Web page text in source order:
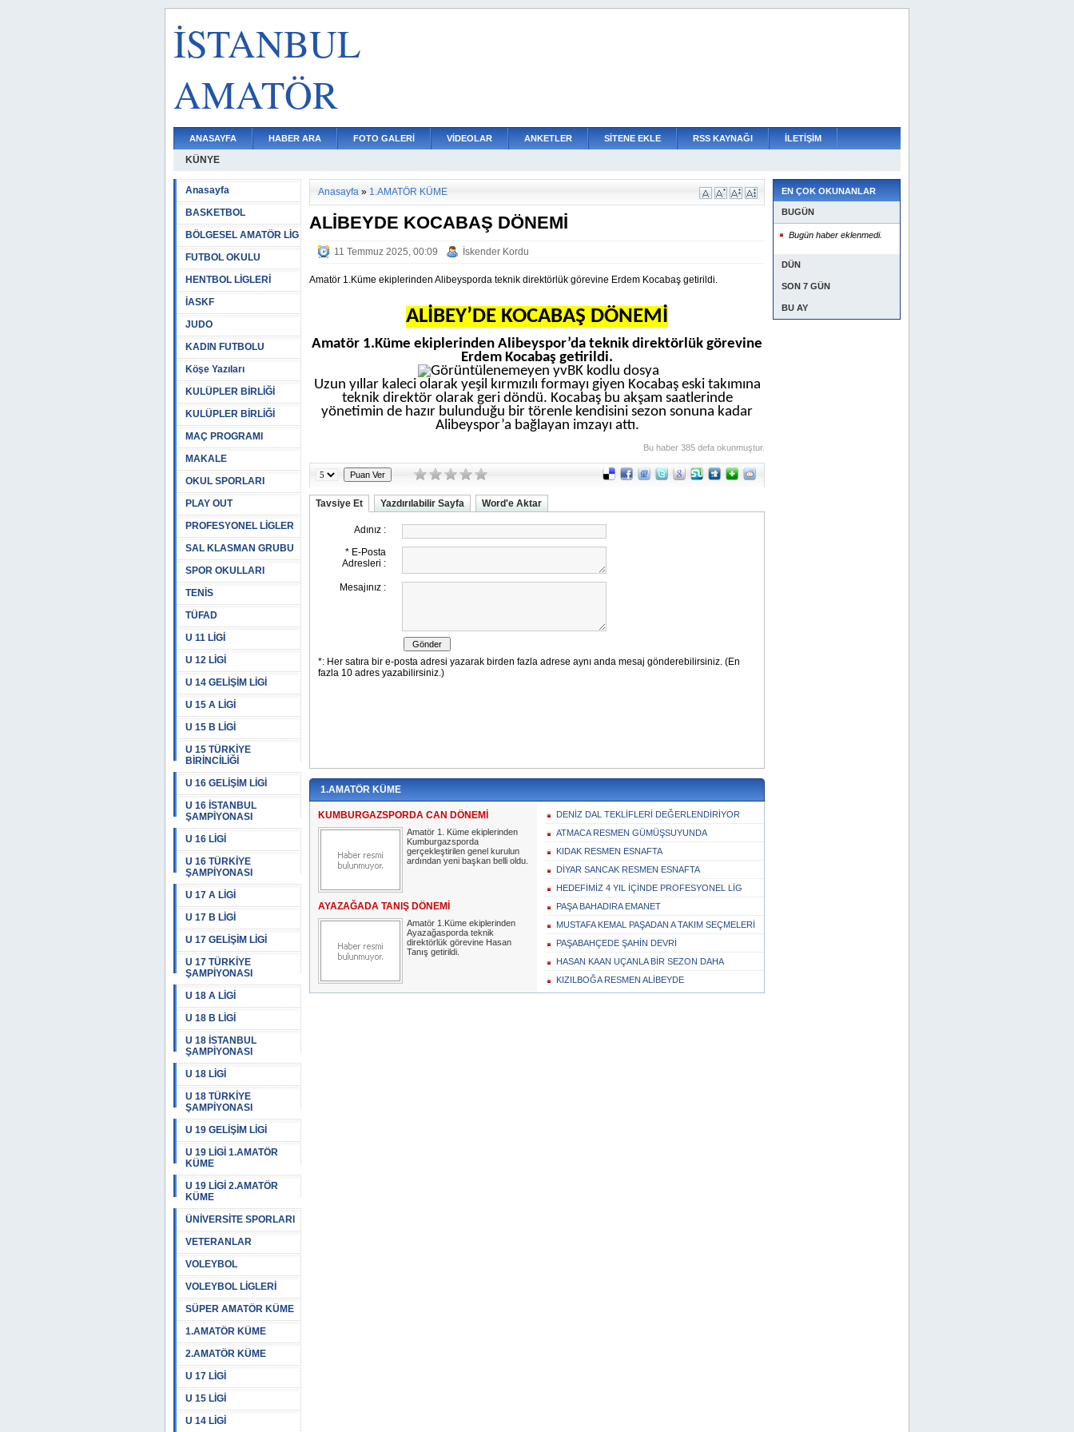
İSTANBUL
AMATÖR
ANASAYFA HABER ARA FOTO GALERİ VİDEOLAR ANKETLER SİTENE EKLE RSS KAYNAĞI İLETİŞİM
KÜNYE
Anasayfa
BASKETBOL
BÖLGESEL AMATÖR LİG
FUTBOL OKULU
HENTBOL LİGLERİ
İASKF
JUDO
KADIN FUTBOLU
Köşe Yazıları
KULÜPLER BİRLİĞİ
KULÜPLER BİRLİĞİ
MAÇ PROGRAMI
MAKALE
OKUL SPORLARI
PLAY OUT
PROFESYONEL LİGLER
SAL KLASMAN GRUBU
SPOR OKULLARI
TENİS
TÜFAD
U 11 LİGİ
U 12 LİGİ
U 14 GELİŞİM LİGİ
U 15 A LİGİ
U 15 B LİGİ
U 15 TÜRKİYE
BİRİNCİLİĞİ
U 16 GELİŞİM LİGİ
U 16 İSTANBUL
ŞAMPİYONASI
U 16 LİGİ
U 16 TÜRKİYE
ŞAMPİYONASI
U 17 A LİGİ
U 17 B LİGİ
U 17 GELİŞİM LİGİ
U 17 TÜRKİYE
ŞAMPİYONASI
U 18 A LİGİ
U 18 B LİGİ
U 18 İSTANBUL
ŞAMPİYONASI
U 18 LİGİ
U 18 TÜRKİYE
ŞAMPİYONASI
U 19 GELİŞİM LİGİ
U 19 LİGİ 1.AMATÖR
KÜME
U 19 LİGİ 2.AMATÖR
KÜME
ÜNİVERSİTE SPORLARI
VETERANLAR
VOLEYBOL
VOLEYBOL LİGLERİ
SÜPER AMATÖR KÜME
1.AMATÖR KÜME
2.AMATÖR KÜME
U 17 LİGİ
U 15 LİGİ
U 14 LİGİ
Anasayfa » 1.AMATÖR KÜME
ALİBEYDE KOCABAŞ DÖNEMİ
11 Temmuz 2025, 00:09 İskender Kordu
Amatör 1.Küme ekiplerinden Alibeysporda teknik direktörlük görevine Erdem Kocabaş getirildi.
ALİBEY’DE KOCABAŞ DÖNEMİ
Amatör 1.Küme ekiplerinden Alibeyspor’da teknik direktörlük görevine
Erdem Kocabaş getirildi.
Uzun yıllar kaleci olarak yeşil kırmızılı formayı giyen Kocabaş eski takımına
teknik direktör olarak geri döndü. Kocabaş bu akşam saatlerinde
yönetimin de hazır bulunduğu bir törenle kendisini sezon sonuna kadar
Alibeyspor’a bağlayan imzayı attı.
Bu haber 385 defa okunmuştur.
Tavsiye Et Yazdırılabilir Sayfa Word'e Aktar
1.AMATÖR KÜME
KUMBURGAZSPORDA CAN DÖNEMİ
Amatör 1. Küme ekiplerinden
Kumburgazsporda
gerçekleştirilen genel kurulun
ardından yeni başkan belli oldu.
AYAZAĞADA TANIŞ DÖNEMİ
Amatör 1.Küme ekiplerinden
Ayazağasporda teknik
direktörlük görevine Hasan
Tanış getirildi.
DENİZ DAL TEKLİFLERİ DEĞERLENDİRİYOR
ATMACA RESMEN GÜMÜŞSUYUNDA
KIDAK RESMEN ESNAFTA
DİYAR SANCAK RESMEN ESNAFTA
HEDEFİMİZ 4 YIL İÇİNDE PROFESYONEL LİG
PAŞA BAHADIRA EMANET
MUSTAFA KEMAL PAŞADAN A TAKIM SEÇMELERİ
PAŞABAHÇEDE ŞAHİN DEVRİ
HASAN KAAN UÇANLA BİR SEZON DAHA
KIZILBOĞA RESMEN ALİBEYDE
EN ÇOK OKUNANLAR
BUGÜN
Bugün haber eklenmedi.
DÜN
SON 7 GÜN
BU AY